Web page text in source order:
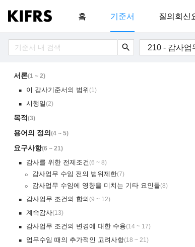
홈 기준서 질의회신
search 210 - 감사업
서론(1 ~ 2)
￭ 이 감사기준서의 범위 (1)
￭ 시행일 (2)
목적 (3)
용어의 정의 (4 ~ 5)
요구사항(6 ~ 21)
￭ 감사를 위한 전제조건 (6 ~ 8)
￮ 감사업무 수임 전의 범위제한(7)
￮ 감사업무 수임에 영향을 미치는 기타 요인들(8)
￭ 감사업무 조건의 합의 (9 ~ 12)
￭ 계속감사(13)
￭ 감사업무 조건의 변경에 대한 수용(14 ~ 17)
￭ 업무수임 때의 추가적인 고려사항(18 ~ 21)